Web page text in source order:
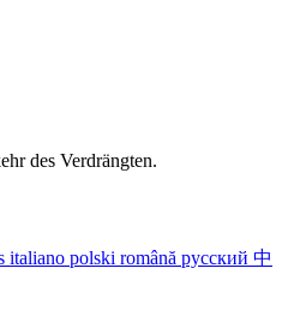
des Verdrängten.
italiano polski română русский 中